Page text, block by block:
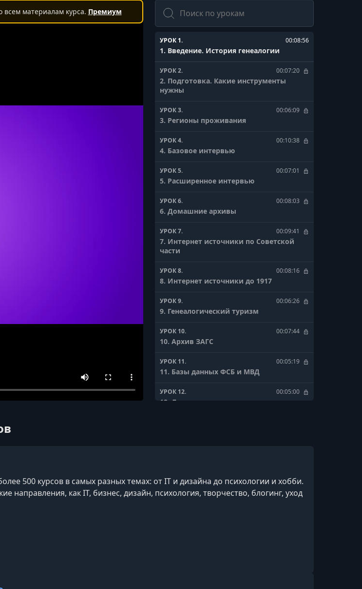
всем материалам курса. Премиум
Поиск
УРОК 1. 00:08:56
1. Введение. История генеалогии
УРОК 2. 00:07:20
2. Подготовка. Какие инструменты
нужны
УРОК 3. 00:06:09
3. Регионы проживания
УРОК 4. 00:10:38
4. Базовое интервью
УРОК 5. 00:07:01
5. Расширенное интервью
УРОК 6. 00:08:03
6. Домашние архивы
УРОК 7. 00:09:41
7. Интернет источники по Советской
части
УРОК 8. 00:08:16
8. Интернет источники до 1917
УРОК 9. 00:06:26
9. Генеалогический туризм
УРОК 10. 00:07:44
10. Архив ЗАГС
УРОК 11. 00:05:19
11. Базы данных ФСБ и МВД
УРОК 12. 00:05:00
12. Личные дела
УРОК 15. 00:10:43
500 курсов в самых разных темах: от IT и дизайна до психологии и хобби.
направления, как IT, бизнес, дизайн, психология, творчество, блогинг, уход